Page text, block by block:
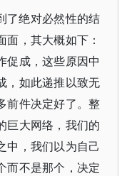
了绝对必然性的结
，其大概如下：
促成，这些原因中
，如此递推以致无
前件决定好了。整
巨大网络，我们的
中，我们以为自己
而不是那个，决定